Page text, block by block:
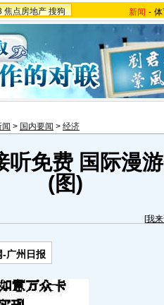
焦点房地产 搜狗 新闻 -
闻 > 国内要闻 > 经济
听免费 国际漫
(图)
[我
-广州日报